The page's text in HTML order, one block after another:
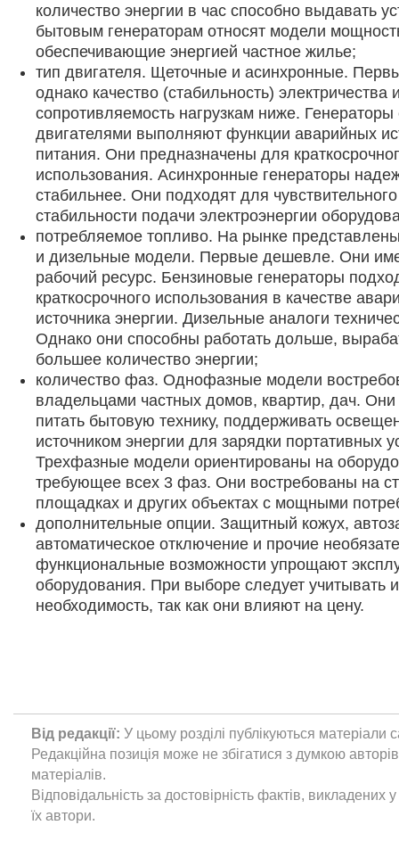
количество энергии в час способно выдавать
бытовым генераторам относят модели
обеспечивающие энергией частное жилье;
тип двигателя. Щеточные и асинхронные.
однако качество (стабильность) электричества
сопротивляемость нагрузкам ниже.
двигателями выполняют функции аварийных
питания. Они предназначены для
использования. Асинхронные генераторы
стабильнее. Они подходят для чувствительного
стабильности подачи электроэнергии
потребляемое топливо. На рынке
и дизельные модели. Первые дешевле. Они
рабочий ресурс. Бензиновые генераторы
краткосрочного использования в качестве
источника энергии. Дизельные аналоги
Однако они способны работать дольше,
большее количество энергии;
количество фаз. Однофазные модели
владельцами частных домов, квартир, дач.
питать бытовую технику, поддерживать
источником энергии для зарядки портативных
Трехфазные модели ориентированы на
требующее всех 3 фаз. Они востребованы на
площадках и других объектах с мощными
дополнительные опции. Защитный кожух,
автоматическое отключение и прочие
функциональные возможности упрощают
оборудования. При выборе следует учитывать
необходимость, так как они влияют на цену.
Від редакції: У цьому розділі публікуються матеріали
Редакційна позиція може не збігатися з думкою
матеріалів.
Відповідальність за достовірність фактів, викладених
їх автори.